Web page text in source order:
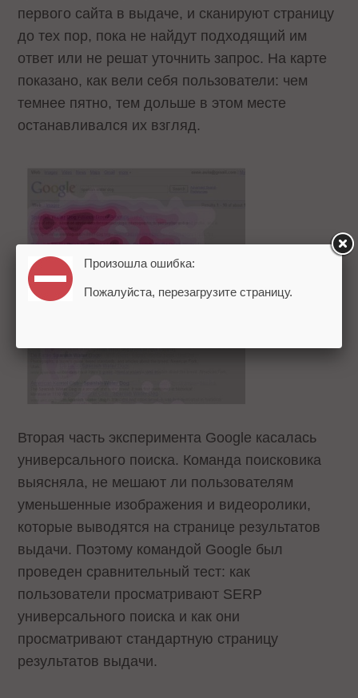
первого сайта в выдаче, и сканируют страницу
до тех пор, пока не найдут подходящий им
ответ или не решат уточнить запрос. На карте
показано, как вели себя пользователи: чем
темнее пятно, тем дольше в этом месте
останавливался их взгляд.
Вторая часть эксперимента Google касалась
универсального поиска. Команда поисковика
выясняла, не мешают ли пользователям
уменьшенные изображения и видеоролики,
которые выводятся на странице результатов
выдачи. Поэтому командой Google был
проведен сравнительный тест: как
пользователи просматривают SERP
универсального поиска и как они
просматривают стандартную страницу
результатов выдачи.
Произошла ошибка:
Пожалуйста, перезагрузите страницу.